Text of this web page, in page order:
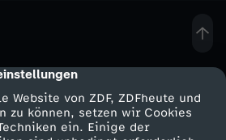
Website von ZDF, ZDFheute und
zu können, setzen wir Cookies
ein. Einige der